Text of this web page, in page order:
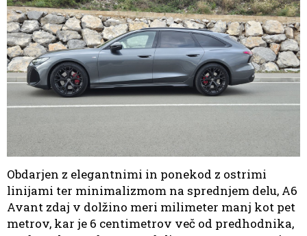
Obdarjen z elegantnimi in ponekod z ostrimi
linijami ter minimalizmom na sprednjem delu, A6
Avant zdaj v dolžino meri milimeter manj kot pet
metrov, kar je 6 centimetrov več od predhodnika,